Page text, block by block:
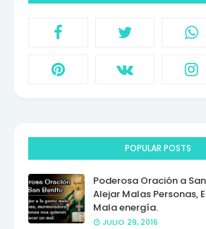
POPULAR POSTS
Poderosa Oración a
Alejar Malas Personas,
Mala energía.
JULIO 29, 2016